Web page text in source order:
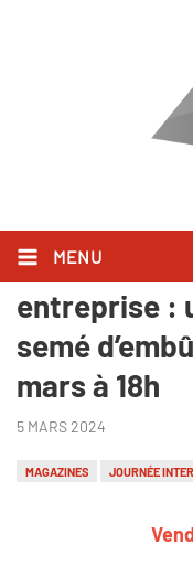
MENU
Pro Mixité :
entreprise :
semé
mars à 18h
5 MARS 2024
MAGAZINES JOURNÉE